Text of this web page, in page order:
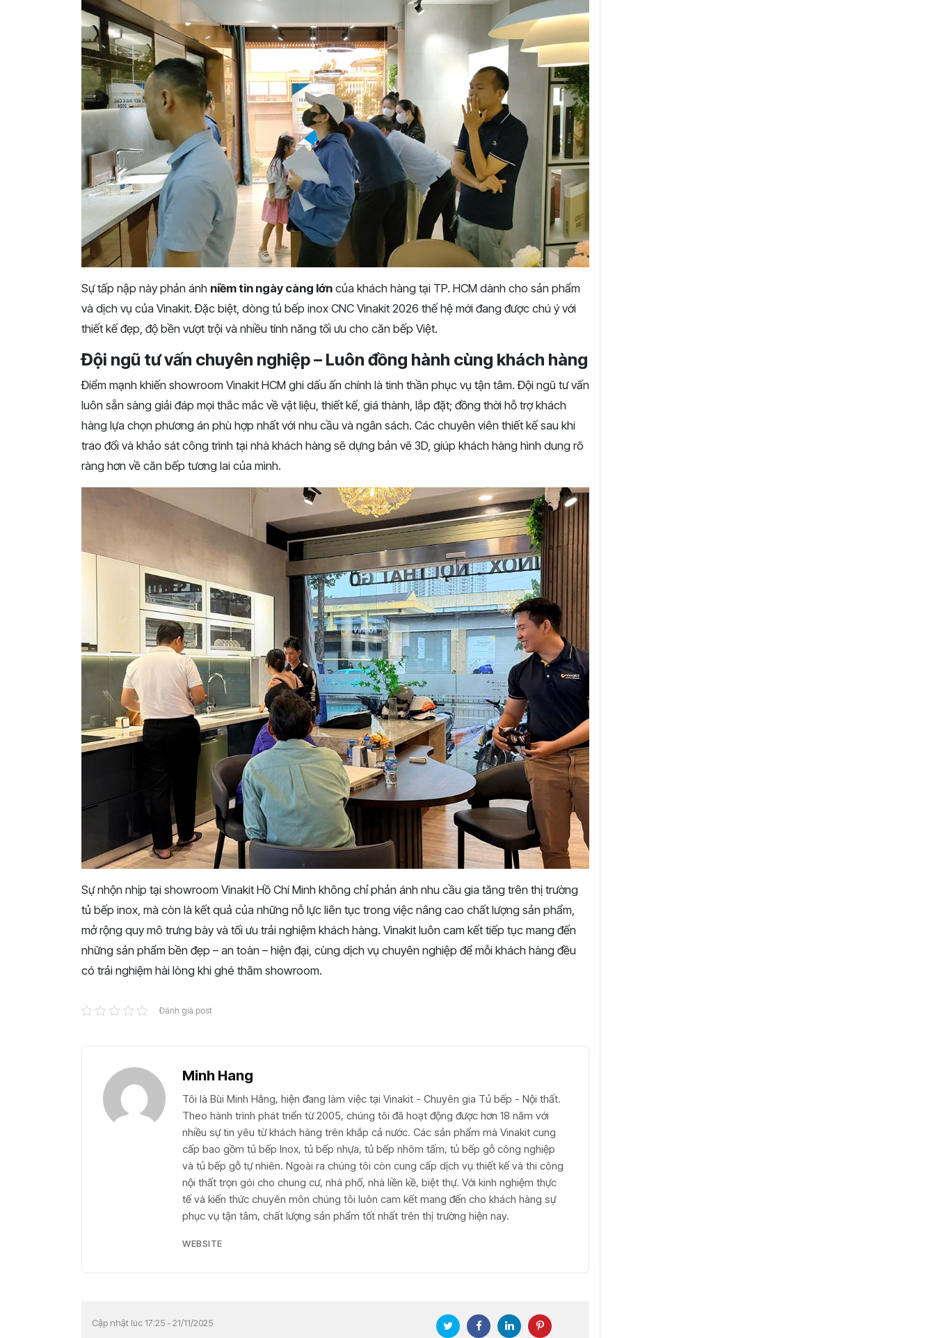
Sự tấp nập này phản ánh niềm tin ngày càng lớn của khách hàng tại TP. HCM dành cho sản phẩm
và dịch vụ của Vinakit. Đặc biệt, dòng tủ bếp inox CNC Vinakit 2026 thế hệ mới đang được chú ý với
thiết kế đẹp, độ bền vượt trội và nhiều tính năng tối ưu cho căn bếp Việt.
Đội ngũ tư vấn chuyên nghiệp – Luôn đồng hành cùng khách hàng
Điểm mạnh khiến showroom Vinakit HCM ghi dấu ấn chính là tinh thần phục vụ tận tâm. Đội ngũ tư vấn
luôn sẵn sàng giải đáp mọi thắc mắc về vật liệu, thiết kế, giá thành, lắp đặt; đồng thời hỗ trợ khách
hàng lựa chọn phương án phù hợp nhất với nhu cầu và ngân sách. Các chuyên viên thiết kế sau khi
trao đổi và khảo sát công trình tại nhà khách hàng sẽ dựng bản vẽ 3D, giúp khách hàng hình dung rõ
ràng hơn về căn bếp tương lai của mình.
Sự nhộn nhịp tại showroom Vinakit Hồ Chí Minh không chỉ phản ánh nhu cầu gia tăng trên thị trường
tủ bếp inox, mà còn là kết quả của những nỗ lực liên tục trong việc nâng cao chất lượng sản phẩm,
mở rộng quy mô trưng bày và tối ưu trải nghiệm khách hàng. Vinakit luôn cam kết tiếp tục mang đến
những sản phẩm bền đẹp – an toàn – hiện đại, cùng dịch vụ chuyên nghiệp để mỗi khách hàng đều
có trải nghiệm hài lòng khi ghé thăm showroom.
Đánh giá post
Minh Hang
Tôi là Bùi Minh Hằng, hiện đang làm việc tại Vinakit - Chuyên gia Tủ bếp - Nội thất.
Theo hành trình phát triển từ 2005, chúng tôi đã hoạt động được hơn 18 năm với
nhiều sự tin yêu từ khách hàng trên khắp cả nước. Các sản phẩm mà Vinakit cung
cấp bao gồm tủ bếp Inox, tủ bếp nhựa, tủ bếp nhôm tấm, tủ bếp gỗ công nghiệp
và tủ bếp gỗ tự nhiên. Ngoài ra chúng tôi còn cung cấp dịch vụ thiết kế và thi công
nội thất trọn gói cho chung cư, nhà phố, nhà liền kề, biệt thự. Với kinh nghiệm thực
tế và kiến thức chuyên môn chúng tôi luôn cam kết mang đến cho khách hàng sự
phục vụ tận tâm, chất lượng sản phẩm tốt nhất trên thị trường hiện nay.
WEBSITE
Cập nhật lúc 17:25 - 21/11/2025